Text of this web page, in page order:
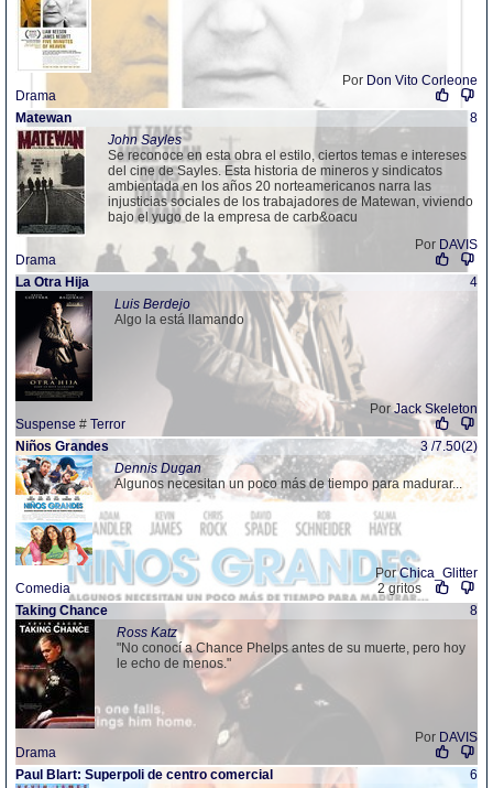
Por Don Vito Corleone
Drama
Matewan
8
John Sayles
Se reconoce en esta obra el estilo, ciertos temas e intereses
del cine de Sayles. Esta historia de mineros y sindicatos
ambientada en los años 20 norteamericanos narra las
injusticias sociales de los trabajadores de Matewan, viviendo
bajo el yugo de la empresa de carb&oacu
Por DAVIS
Drama
La Otra Hija
4
Luis Berdejo
Algo la está llamando
PorJack Skeleton
Suspense # Terror
Niños Grandes
3 /7.50(2)
Dennis Dugan
Algunos necesitan un poco más de tiempo para madurar...
PorChica_Glitter
Comedia
2 gritos
Taking Chance
8
Ross Katz
"No conocí a Chance Phelps antes de su muerte, pero hoy
le echo de menos."
Por DAVIS
Drama
Paul Blart: Superpoli de centro comercial
6